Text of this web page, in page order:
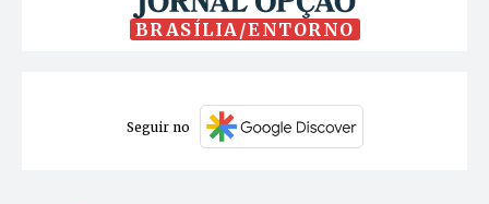
BRASÍLIA/ENTORNO
Seguir no